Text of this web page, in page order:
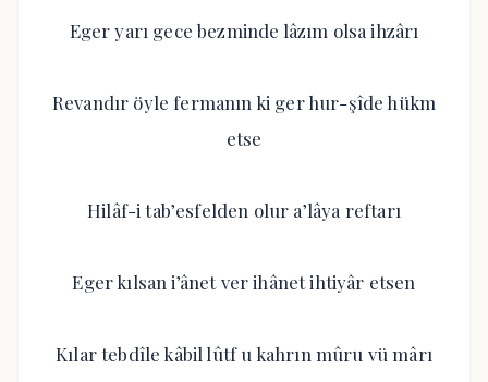
Eger yarı gece bezminde lâzım olsa ihzârı
Revandır öyle fermanın ki ger hur-şîde hükm
etse
Hilâf-i tab’esfelden olur a’lâya reftarı
Eger kılsan i’ânet ver ihânet ihtiyâr etsen
Kılar tebdîle kâbil lûtf u kahrın mûru vü mârı